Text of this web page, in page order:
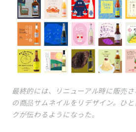
最終的には、リニューアル時に販売
の商品サムネイルをリデザイン。ひ
クが伝わるようになった。